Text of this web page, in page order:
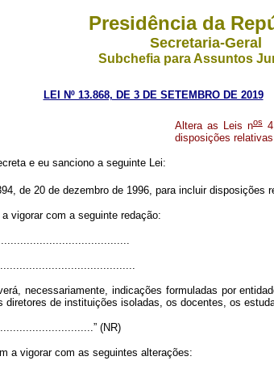
Presidência da
Secretaria-Geral
Subchefia para Assuntos
LEI Nº 13.868, DE 3 DE SETEMBRO DE 2019
Altera as Leis nos
disposições
e eu sanciono a seguinte Lei:
de 20 de dezembro de 1996, para incluir disposições
vigorar com a seguinte redação:
necessariamente, indicações formuladas por
de instituições isoladas, os docentes, os
(NR)
a vigorar com as seguintes alterações: